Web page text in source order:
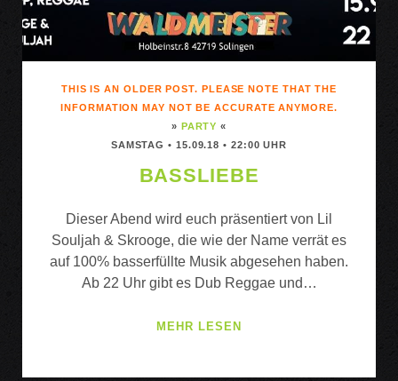
THIS IS AN OLDER POST. PLEASE NOTE THAT THE
INFORMATION MAY NOT BE ACCURATE ANYMORE.
» PARTY «
SAMSTAG • 15.09.18 • 22:00 UHR
BASSLIEBE
Dieser Abend wird euch präsentiert von Lil
Souljah & Skrooge, die wie der Name verrät es
auf 100% basserfüllte Musik abgesehen haben.
Ab 22 Uhr gibt es Dub Reggae und…
MEHR LESEN